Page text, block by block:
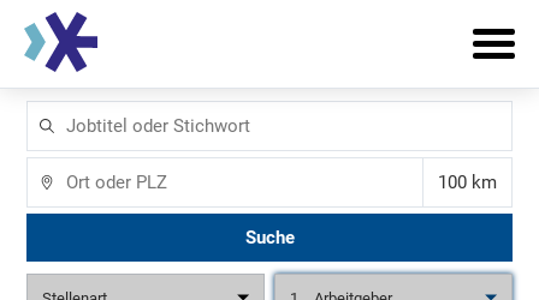
oder
Stichwort
Entfernung
Suche